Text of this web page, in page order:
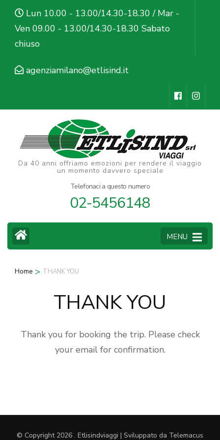
Salta
contenuto
Invio)
Lun 10.00 - 13.00/14.30-18.30 / Mar -
Ven 09.00 - 13.00/14.30-18.30 Sabato
chiuso
agenziamilano@etlisind.it
Da 40 anni offriamo emozioni per rendere il viaggio
un momento davvero speciale
Telefonaci a questo numero
02-5456148
MENU
Home > THANK YOU
THANK YOU
Thank you for booking the trip. Please check
your email for confirmation.
© Copyright 2026 . Etlisindviaggi | Sviluppato da Telemacus